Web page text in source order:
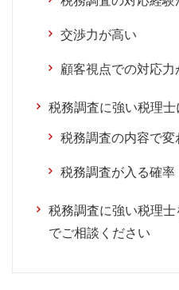
交渉力が高い
顧客視点での対応力
税務調査に強い税理
税務調査の内容で
税務調査が入る確率
税務調査に強い税理
でご相談ください